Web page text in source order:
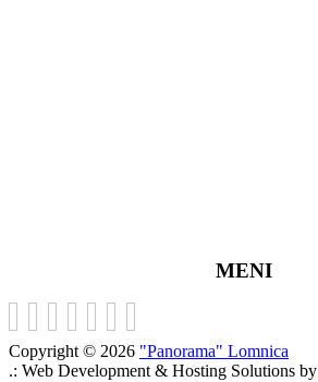
MENI
Copyright © 2026 "Panorama" Lomnica
.: Web Development & Hosting Solutions by